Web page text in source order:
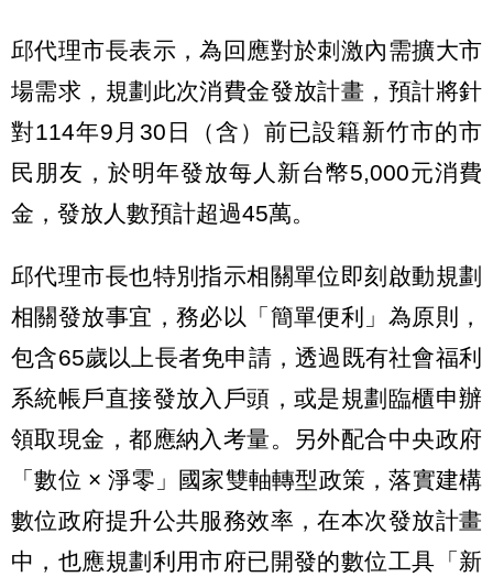
邱代理市長表示，為回應對於刺激內需擴大市
場需求，規劃此次消費金發放計畫，預計將針
對114年9月30日（含）前已設籍新竹市的市
民朋友，於明年發放每人新台幣5,000元消費
金，發放人數預計超過45萬。
邱代理市長也特別指示相關單位即刻啟動規劃
相關發放事宜，務必以「簡單便利」為原則，
包含65歲以上長者免申請，透過既有社會福利
系統帳戶直接發放入戶頭，或是規劃臨櫃申辦
領取現金，都應納入考量。另外配合中央政府
「數位 × 淨零」國家雙軸轉型政策，落實建構
數位政府提升公共服務效率，在本次發放計畫
中，也應規劃利用市府已開發的數位工具「新